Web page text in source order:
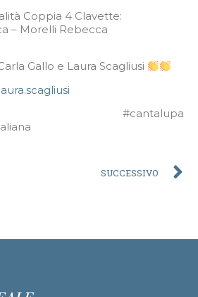
Coppia 4 Clavette:
– Morelli Rebecca
Gallo e Laura Scagliusi
#cantalupa
SUCCESSIVO